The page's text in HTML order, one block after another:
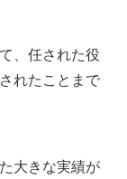
、任された役
れたことまで
大きな実績が